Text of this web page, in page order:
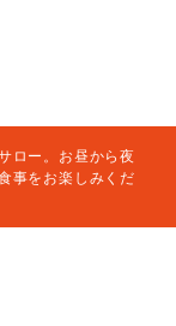
ロー。お昼から夜
事をお楽しみくだ